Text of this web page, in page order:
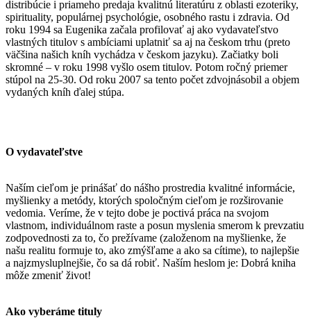
distribúcie i priameho predaja kvalitnú literatúru z oblasti ezoteriky,
spirituality, populárnej psychológie, osobného rastu i zdravia. Od
roku 1994 sa Eugenika začala profilovať aj ako vydavateľstvo
vlastných titulov s ambíciami uplatniť sa aj na českom trhu (preto
väčšina našich kníh vychádza v českom jazyku). Začiatky boli
skromné – v roku 1998 vyšlo osem titulov. Potom ročný priemer
stúpol na 25-30. Od roku 2007 sa tento počet zdvojnásobil a objem
vydaných kníh ďalej stúpa.
O vydavateľstve
Naším cieľom je prinášať do nášho prostredia kvalitné informácie,
myšlienky a metódy, ktorých spoločným cieľom je rozširovanie
vedomia. Veríme, že v tejto dobe je poctivá práca na svojom
vlastnom, individuálnom raste a posun myslenia smerom k prevzatiu
zodpovednosti za to, čo prežívame (založenom na myšlienke, že
našu realitu formuje to, ako zmýšľame a ako sa cítime), to najlepšie
a najzmysluplnejšie, čo sa dá robiť. Naším heslom je: Dobrá kniha
môže zmeniť život!
Ako vyberáme tituly